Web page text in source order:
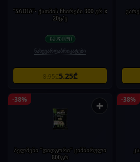
"SADIA"- ქათმის ჩხირები 300 გრ x
20ც/ყ
ნახევარფაბრიკატები
8.95₾5.25₾
-38% +
პელმენი "დიდგორი" ციმბირული
800გრ
-38%